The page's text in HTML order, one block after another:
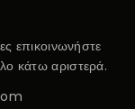
επικοινωνήστε
κάτω αριστερά.